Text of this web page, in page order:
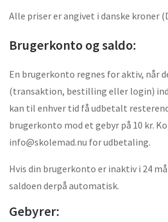
Alle priser er angivet i danske kroner
Brugerkonto og saldo:
En brugerkonto regnes for aktiv, når
(transaktion, bestilling eller login)
kan til enhver tid få udbetalt
brugerkonto mod et gebyr på 10 kr.
info@skolemad.nu for udbetaling.
Hvis din brugerkonto er inaktiv i 24
saldoen derpå automatisk.
Gebyrer: